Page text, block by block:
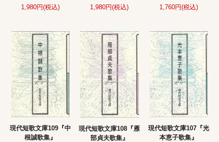
1,980円(税込)
1,980円(税込)
1,760円(税込)
現代短歌文庫109『中
根誠歌集』
現代短歌文庫108『雁
部貞夫歌集』
現代短歌文庫107『光
本恵子歌集』